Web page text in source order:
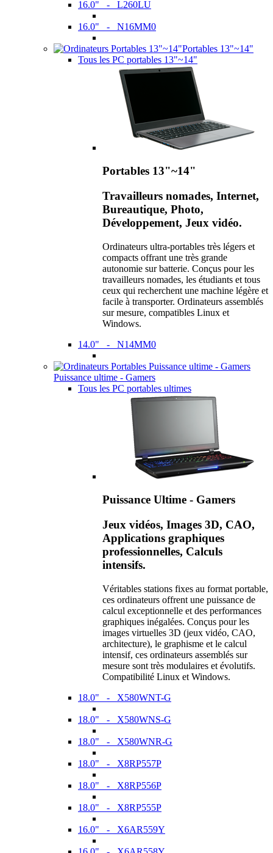
16.0" - L260LU
16.0" - N16MM0
Portables 13"~14"
Tous les PC portables 13"~14"
Portables 13"~14"
Travailleurs nomades, Internet,
Bureautique, Photo,
Développement, Jeux vidéo.
Ordinateurs ultra-portables très légers et
compacts offrant une très grande
autonomie sur batterie. Conçus pour les
travailleurs nomades, les étudiants et tous
ceux qui recherchent une machine légère et
facile à transporter. Ordinateurs assemblés
sur mesure, compatibles Linux et
Windows.
14.0" - N14MM0
Puissance ultime - Gamers
Tous les PC portables ultimes
Puissance Ultime - Gamers
Jeux vidéos, Images 3D, CAO,
Applications graphiques
professionnelles, Calculs
intensifs.
Véritables stations fixes au format portable,
ces ordinateurs offrent une puissance de
calcul exceptionnelle et des performances
graphiques inégalées. Conçus pour les
images virtuelles 3D (jeux vidéo, CAO,
architecture), le graphisme et le calcul
intensif, ces ordinateurs assemblés sur
mesure sont très modulaires et évolutifs.
Compatibilité Linux et Windows.
18.0" - X580WNT-G
18.0" - X580WNS-G
18.0" - X580WNR-G
18.0" - X8RP557P
18.0" - X8RP556P
18.0" - X8RP555P
16.0" - X6AR559Y